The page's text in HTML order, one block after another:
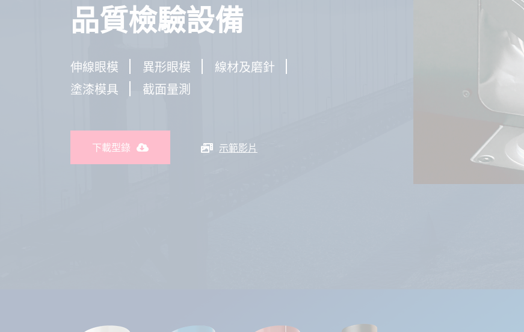
品質檢驗設備
伸線眼模 異形眼模
線材及磨針
塗漆模具
截面量測
下載型錄 示範影片